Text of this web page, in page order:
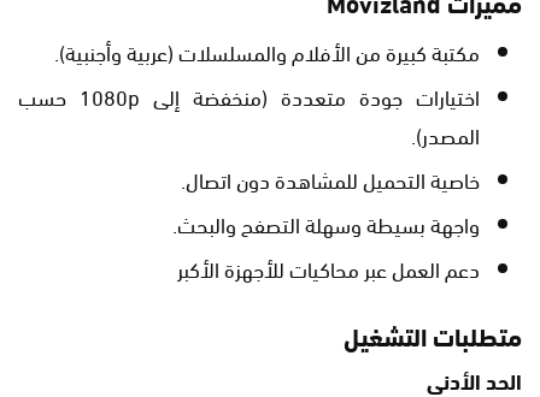
مكتبة كبيرة من الأفلام والمسلسلات (عربية وأجنبية).
اختيارات جودة متعددة (منخفضة إلى 1080p حسب
المصدر).
خاصية التحميل للمشاهدة دون اتصال.
واجهة بسيطة وسهلة التصفح والبحث.
دعم العمل عبر محاكيات للأجهزة الأكبر
متطلبات التشغيل
الحد الأدنى